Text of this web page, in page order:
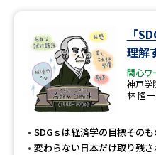
お支払いサイト
特定商取引表記
「
理解
関心ワ
神戸学
林 隆
SDGｓは経済学の目標そのも
変わらない日本だけ取り残